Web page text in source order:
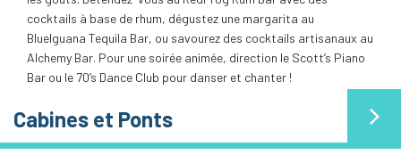
cocktails à base de rhum, dégustez une margarita au
BlueIguana Tequila Bar, ou savourez des cocktails artisanaux au
Alchemy Bar. Pour une soirée animée, direction le Scott’s Piano
Bar ou le 70’s Dance Club pour danser et chanter !
Cabines et Ponts